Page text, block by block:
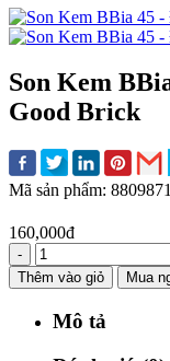
Son Kem
Good Brick
Mã sản phẩm:
160,000đ
-
Thêm vào giỏ
Mua
Mô tả